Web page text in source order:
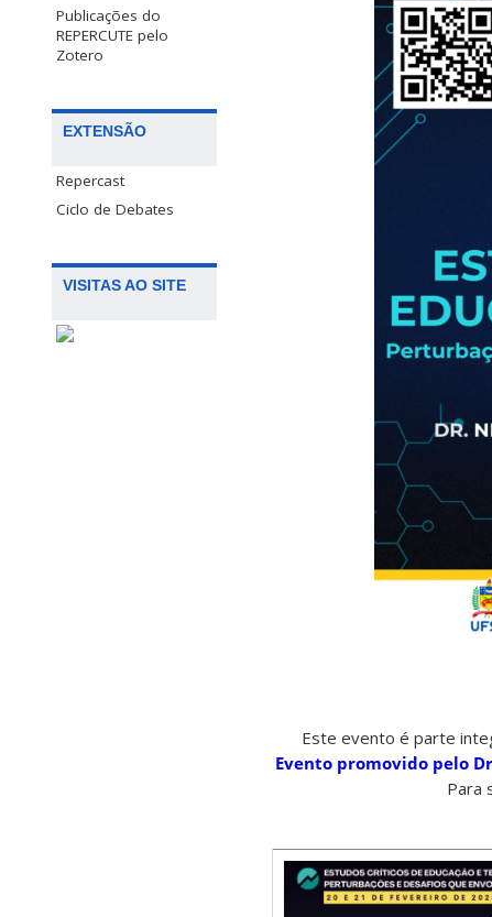
Publicações do
REPERCUTE pelo
Zotero
EXTENSÃO
Repercast
Ciclo de Debates
VISITAS AO SITE
Este evento é parte
Evento promovido pelo
Para